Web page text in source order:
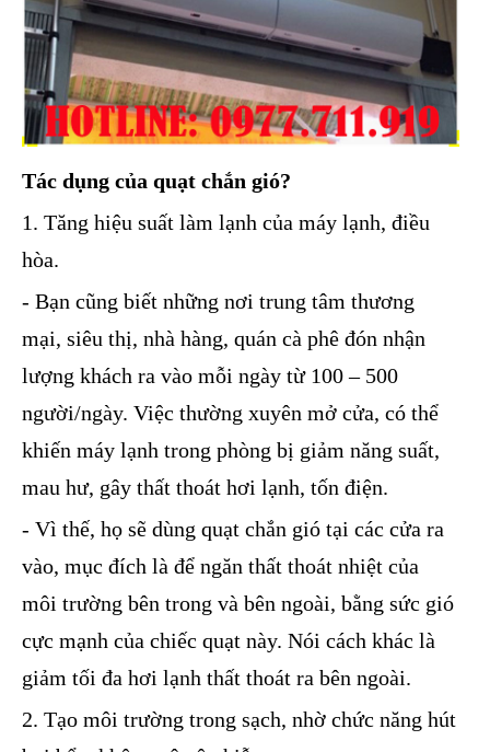
Tác dụng của quạt chắn gió?
1. Tăng hiệu suất làm lạnh của máy lạnh, điều
hòa.
- Bạn cũng biết những nơi trung tâm thương
mại, siêu thị, nhà hàng, quán cà phê đón nhận
lượng khách ra vào mỗi ngày từ 100 – 500
người/ngày. Việc thường xuyên mở cửa, có thể
khiến máy lạnh trong phòng bị giảm năng suất,
mau hư, gây thất thoát hơi lạnh, tốn điện.
- Vì thế, họ sẽ dùng quạt chắn gió tại các cửa ra
vào, mục đích là để ngăn thất thoát nhiệt của
môi trường bên trong và bên ngoài, bằng sức gió
cực mạnh của chiếc quạt này. Nói cách khác là
giảm tối đa hơi lạnh thất thoát ra bên ngoài.
2. Tạo môi trường trong sạch, nhờ chức năng hút